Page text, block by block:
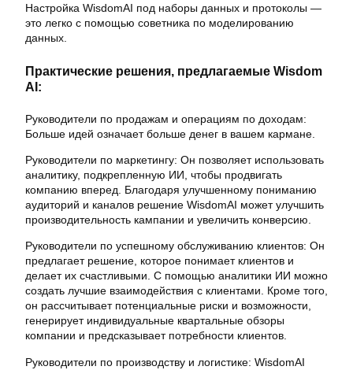
Настройка WisdomAI под наборы данных и протоколы —
это легко с помощью советника по моделированию
данных.
Практические решения, предлагаемые Wisdom
AI:
Руководители по продажам и операциям по доходам:
Больше идей означает больше денег в вашем кармане.
Руководители по маркетингу: Он позволяет использовать
аналитику, подкрепленную ИИ, чтобы продвигать
компанию вперед. Благодаря улучшенному пониманию
аудиторий и каналов решение WisdomAI может улучшить
производительность кампании и увеличить конверсию.
Руководители по успешному обслуживанию клиентов: Он
предлагает решение, которое понимает клиентов и
делает их счастливыми. С помощью аналитики ИИ можно
создать лучшие взаимодействия с клиентами. Кроме того,
он рассчитывает потенциальные риски и возможности,
генерирует индивидуальные квартальные обзоры
компании и предсказывает потребности клиентов.
Руководители по производству и логистике: WisdomAI